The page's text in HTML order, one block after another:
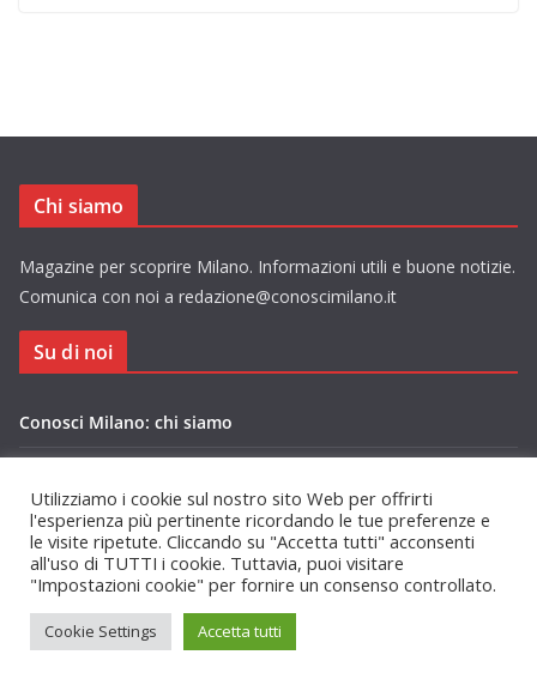
Chi siamo
Magazine per scoprire Milano. Informazioni utili e buone notizie.
Comunica con noi a redazione@conoscimilano.it
Su di noi
Conosci Milano: chi siamo
Copyright © 2026Conosci Milano
Tema:ColorMag di ThemeGrill. Powered by
Utilizziamo i cookie sul nostro sito Web per offrirti
l'esperienza più pertinente ricordando le tue preferenze e
le visite ripetute. Cliccando su "Accetta tutti" acconsenti
all'uso di TUTTI i cookie. Tuttavia, puoi visitare
"Impostazioni cookie" per fornire un consenso controllato.
Cookie Settings Accetta tutti